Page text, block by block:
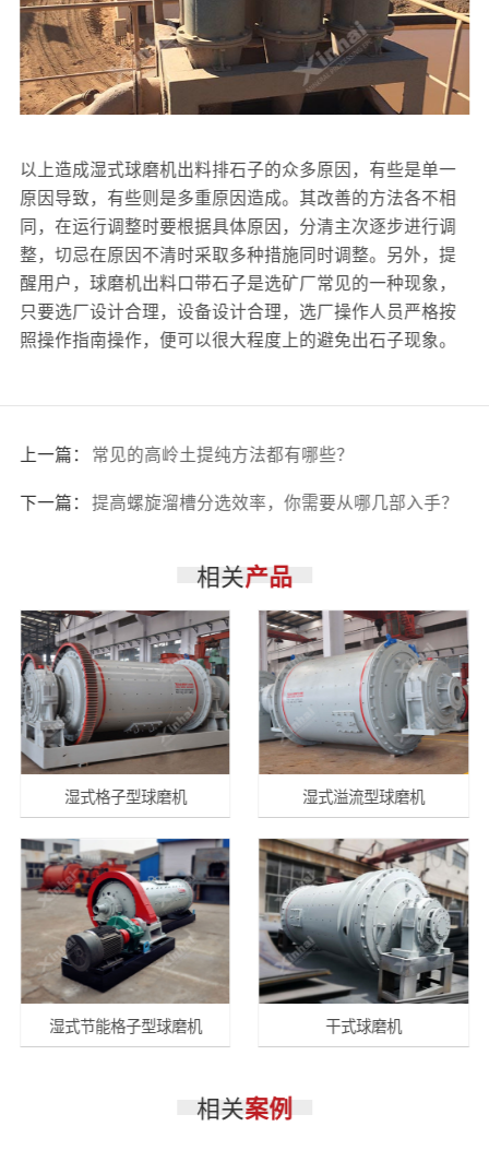
以上造成湿式球磨机出料排石子的众多原因，有些是单一
原因导致，有些则是多重原因造成。其改善的方法各不相
同，在运行调整时要根据具体原因，分清主次逐步进行调
整，切忌在原因不清时采取多种措施同时调整。另外，提
醒用户，球磨机出料口带石子是选矿厂常见的一种现象，
只要选厂设计合理，设备设计合理，选厂操作人员严格按
照操作指南操作，便可以很大程度上的避免出石子现象。
上一篇： 常见的高岭土提纯方法都有哪些？
下一篇： 提高螺旋溜槽分选效率，你需要从哪几部入手？
相关产品
湿式格子型球磨机 湿式溢流型球磨机
湿式节能格子型球磨机 干式球磨机
相关案例